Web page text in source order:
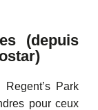
(depuis
Park
pour ceux